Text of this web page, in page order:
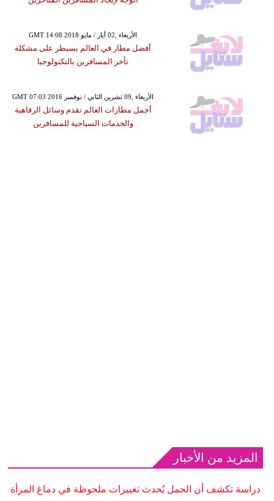
GMT 14:08 2018 الأربعاء ,02 أيار / مايو
أفضل مطار في العالم يسيطر على مشكلة
تأخر المسافرين بالتكنولوجيا
GMT 07:03 2016 الأربعاء ,09 تشرين الثاني / نوفمبر
أجمل مطارات العالم تقدم وسائل الرفاهية
والخدمات السياحية للمسافرين
المزيد من الأخبار
دراسة تكشف أن الحمل يُحدث تغييرات ملحوظة في دماغ المرأة